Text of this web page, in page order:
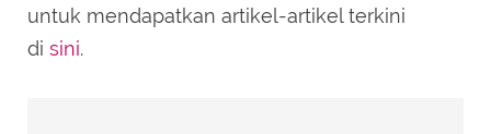
untuk mendapatkan artikel-artikel terkini
di sini.